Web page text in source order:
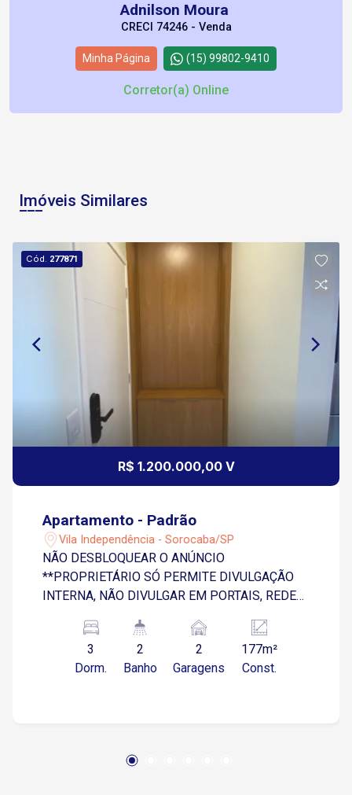
Adnilson Moura
CRECI 74246 - Venda
Minha Página (15) 99802-9410
Corretor(a) Online
Imóveis Similares
Cód. 277871
R$ 1.200.000,00 V
Apartamento - Padrão
Vila Independência - Sorocaba/SP
NÃO DESBLOQUEAR O ANÚNCIO
**PROPRIETÁRIO SÓ PERMITE DIVULGAÇÃO
INTERNA, NÃO DIVULGAR EM PORTAIS, REDES
sofisticado, moderno e pronto para morar, este é
o apartamento ideal para você. Localização
privilegiada, próximo às melhores
Totalmente mobiliado e modulado - pronto para
3
Dorm.
2
Banho
2
Garagens
177m²
Const.